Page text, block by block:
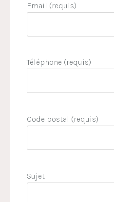
Email (requis)
Téléphone (requis)
Code postal (requis)
Sujet